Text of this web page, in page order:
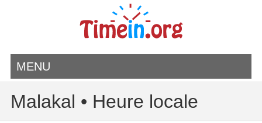
MENU
Malakal • Heure locale